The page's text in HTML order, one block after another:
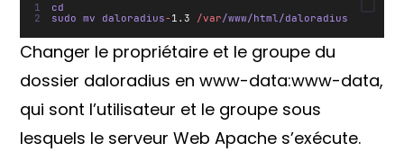
cd
sudo mv daloradius- 1.3 /var/www/html/daloradius
Changer le propriétaire et le groupe du
dossier daloradius en www-data:www-data,
qui sont l’utilisateur et le groupe sous
lesquels le serveur Web Apache s’exécute.